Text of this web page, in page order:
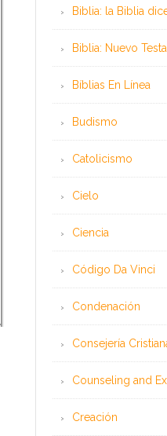
Biblia: la Biblia
Biblia: Nuevo
Bíblias En Línea
Budismo
Catolicismo
Cielo
Ciencia
Código Da Vinci
Condenación
Consejería
Counseling and
Creación